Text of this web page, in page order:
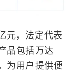
元，法定代表
品包括万达
为用户提供便